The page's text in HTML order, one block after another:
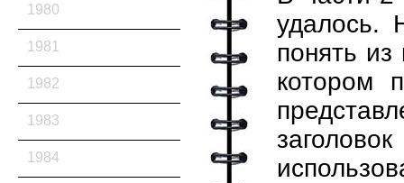
1980
1981
1982
1983
1984
удалось.
понять
котором